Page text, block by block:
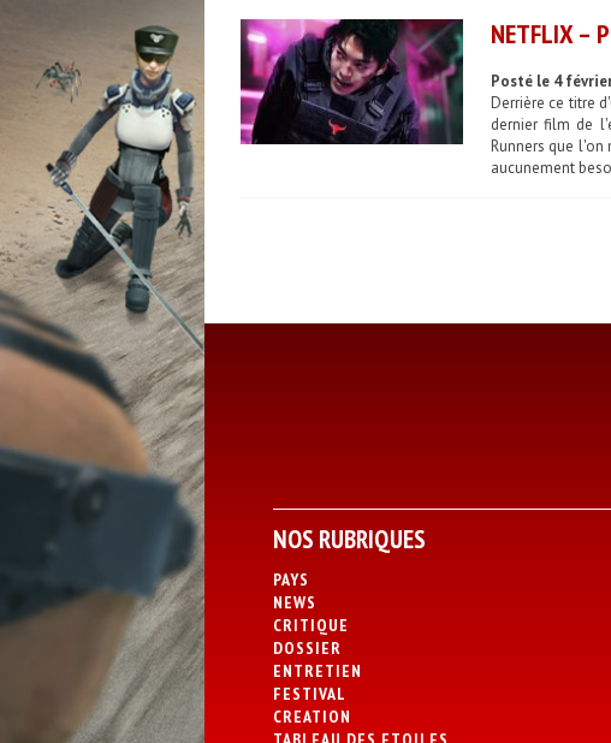
NETFLIX –
Posté le 4
Derrière ce titre
dernier film de
Runners que
aucunement
NOS RUBRIQUES
PAYS
NEWS
CRITIQUE
DOSSIER
ENTRETIEN
FESTIVAL
CREATION